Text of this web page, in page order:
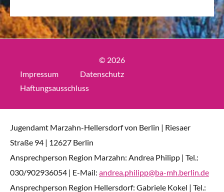
© 2026
Impressum
Datenschutz
Haftungsausschluss
Jugendamt Marzahn-Hellersdorf von Berlin | Riesaer
Straße 94 | 12627 Berlin
Ansprechperson Region Marzahn: Andrea Philipp | Tel.:
030/902936054 | E-Mail: andrea.philipp@ba-mh.berlin.de
Ansprechperson Region Hellersdorf: Gabriele Kokel | Tel.: